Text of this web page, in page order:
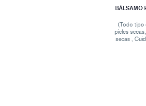
BÁLSAMO
(Todo tipo
pieles
secas ,